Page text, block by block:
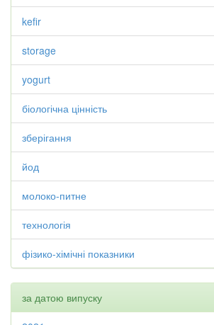
kefir
storage
yogurt
біологічна цінність
зберігання
йод
молоко-питне
технологія
фізико-хімічні показники
за датою випуску